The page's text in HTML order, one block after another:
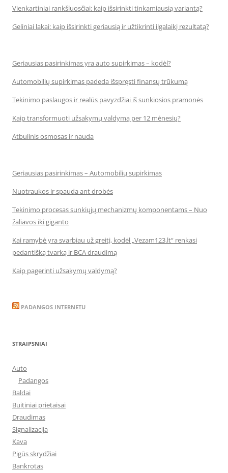
Vienkartiniai rankšluosčiai: kaip išsirinkti tinkamiausią variantą?
Geliniai lakai: kaip išsirinkti geriausią ir užtikrinti ilgalaikį rezultatą?
Geriausias pasirinkimas yra auto supirkimas – kodėl?
Automobilių supirkimas padeda išspręsti finansų trūkumą
Tekinimo paslaugos ir realūs pavyzdžiai iš sunkiosios pramonės
Kaip transformuoti užsakymų valdymą per 12 mėnesių?
Atbulinis osmosas ir nauda
Geriausias pasirinkimas – Automobilių supirkimas
Nuotraukos ir spauda ant drobės
Tekinimo procesas sunkiųjų mechanizmų komponentams – Nuo
žaliavos iki giganto
Kai ramybė yra svarbiau už greitį, kodėl „Vezam123.lt“ renkasi
pedantišką tvarką ir BCA draudimą
Kaip pagerinti užsakymų valdymą?
PADANGOS INTERNETU
STRAIPSNIAI
Auto
Padangos
Baldai
Buitiniai prietaisai
Draudimas
Signalizacija
Kava
Pigūs skrydžiai
Bankrotas